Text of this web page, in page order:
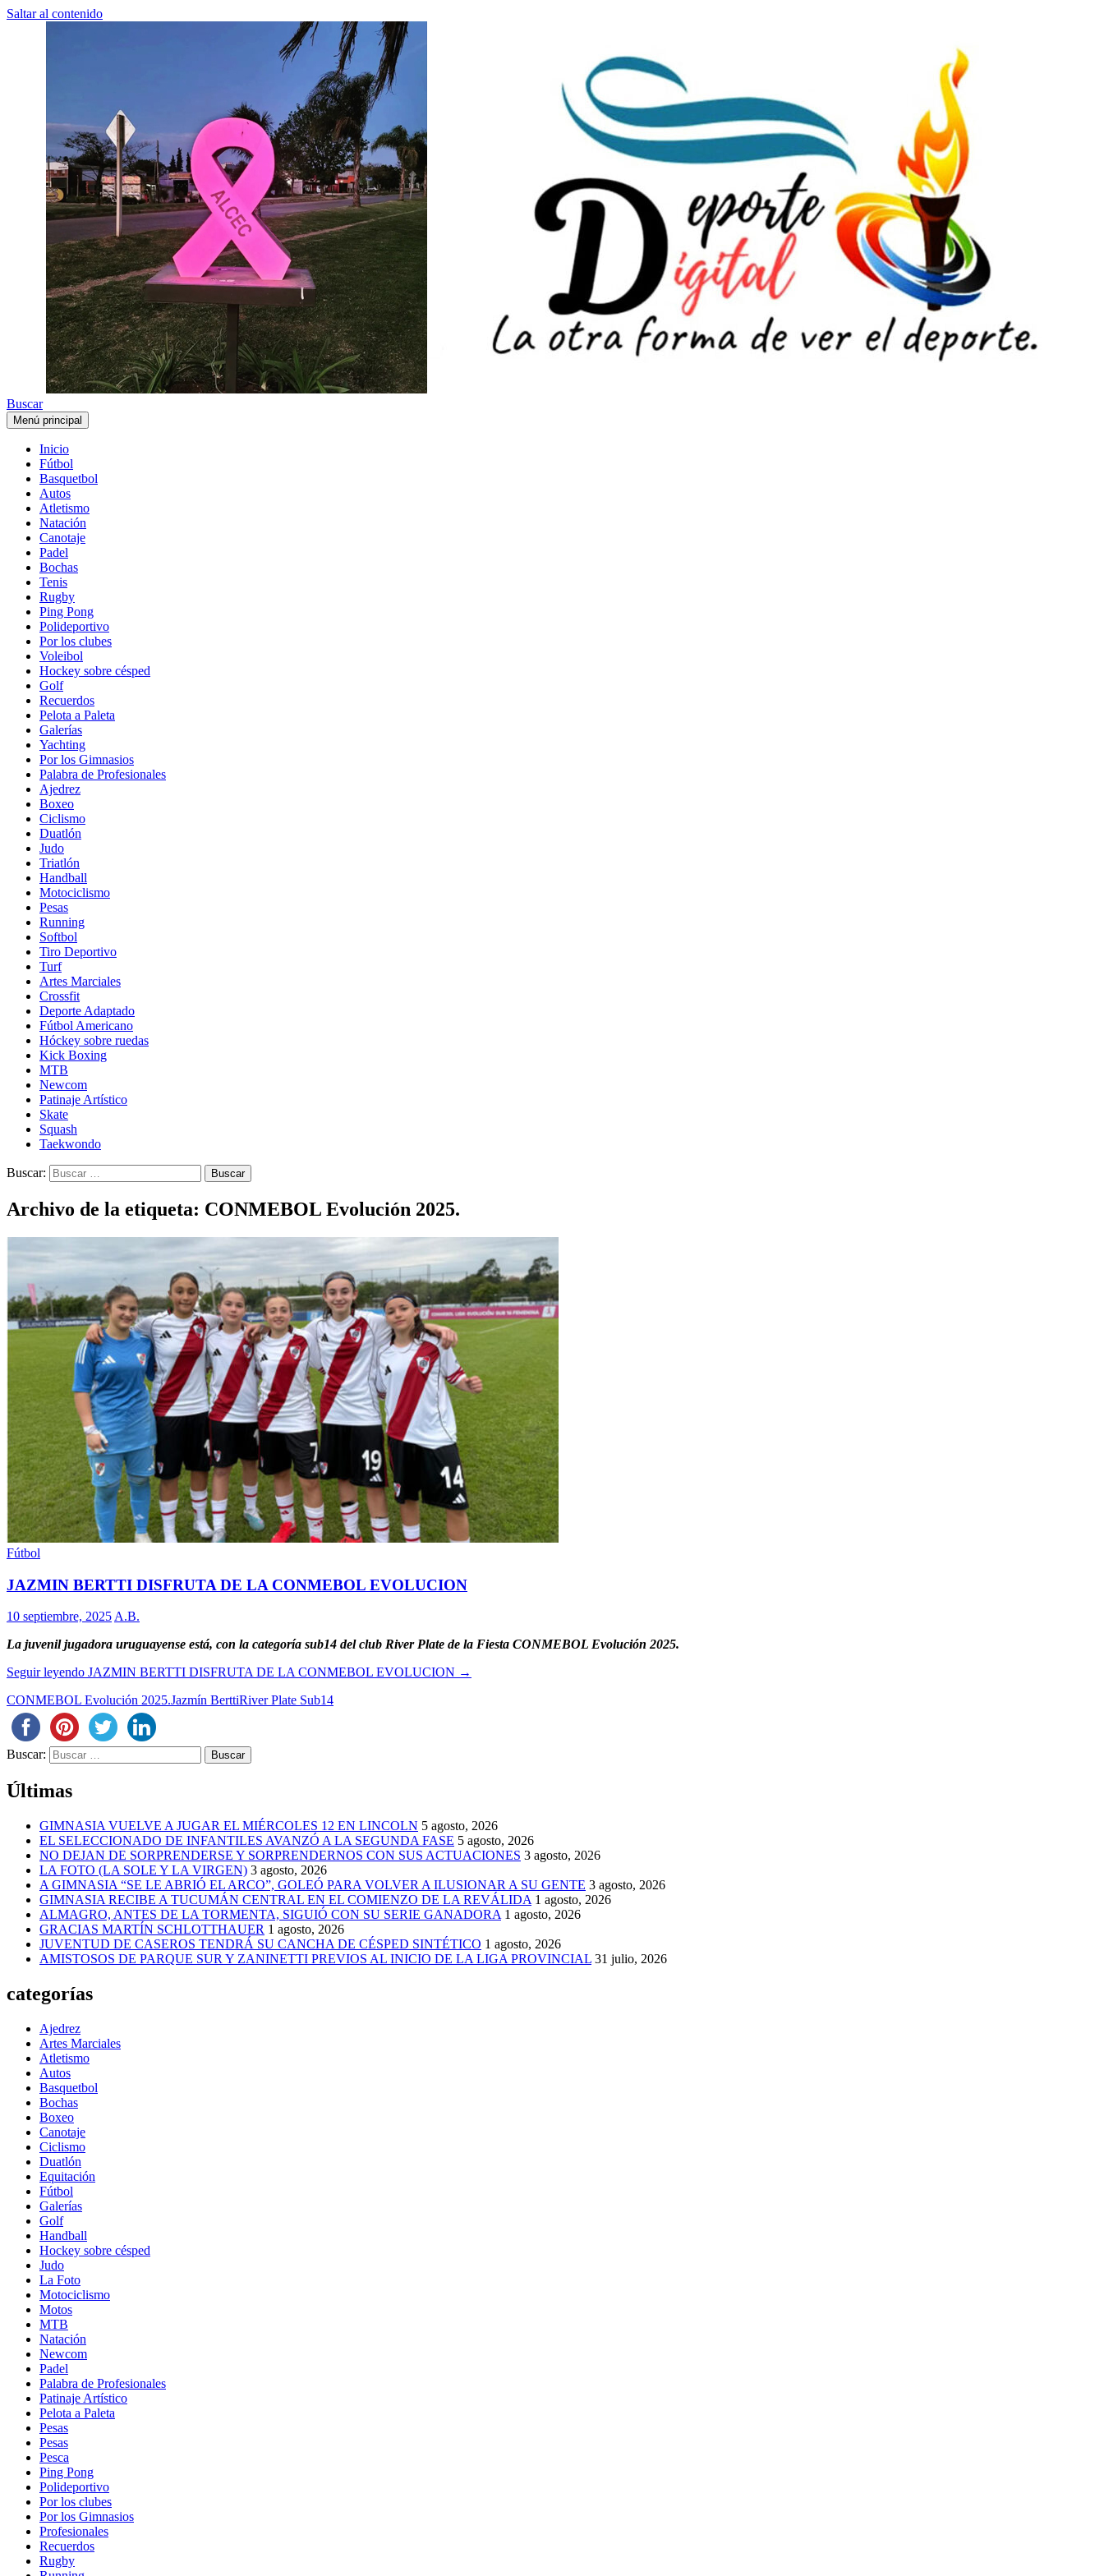
Saltar al contenido
Buscar
Menú principal
Inicio
Fútbol
Basquetbol
Autos
Atletismo
Natación
Canotaje
Padel
Bochas
Tenis
Rugby
Ping Pong
Polideportivo
Por los clubes
Voleibol
Hockey sobre césped
Golf
Recuerdos
Pelota a Paleta
Galerías
Yachting
Por los Gimnasios
Palabra de Profesionales
Ajedrez
Boxeo
Ciclismo
Duatlón
Judo
Triatlón
Handball
Motociclismo
Pesas
Running
Softbol
Tiro Deportivo
Turf
Artes Marciales
Crossfit
Deporte Adaptado
Fútbol Americano
Hóckey sobre ruedas
Kick Boxing
MTB
Newcom
Patinaje Artístico
Skate
Squash
Taekwondo
Buscar:
Archivo de la etiqueta: CONMEBOL Evolución 2025.
Fútbol
JAZMIN BERTTI DISFRUTA DE LA CONMEBOL EVOLUCION
10 septiembre, 2025 A.B.
La juvenil jugadora uruguayense está, con la categoría sub14 del club River Plate de la Fiesta CONMEBOL Evolución 2025.
Seguir leyendo JAZMIN BERTTI DISFRUTA DE LA CONMEBOL EVOLUCION →
CONMEBOL Evolución 2025.Jazmín BerttiRiver Plate Sub14
Buscar:
Últimas
GIMNASIA VUELVE A JUGAR EL MIÉRCOLES 12 EN LINCOLN 5 agosto, 2026
EL SELECCIONADO DE INFANTILES AVANZÓ A LA SEGUNDA FASE 5 agosto, 2026
NO DEJAN DE SORPRENDERSE Y SORPRENDERNOS CON SUS ACTUACIONES 3 agosto, 2026
LA FOTO (LA SOLE Y LA VIRGEN) 3 agosto, 2026
A GIMNASIA “SE LE ABRIÓ EL ARCO”, GOLEÓ PARA VOLVER A ILUSIONAR A SU GENTE 3 agosto, 2026
GIMNASIA RECIBE A TUCUMÁN CENTRAL EN EL COMIENZO DE LA REVÁLIDA 1 agosto, 2026
ALMAGRO, ANTES DE LA TORMENTA, SIGUIÓ CON SU SERIE GANADORA 1 agosto, 2026
GRACIAS MARTÍN SCHLOTTHAUER 1 agosto, 2026
JUVENTUD DE CASEROS TENDRÁ SU CANCHA DE CÉSPED SINTÉTICO 1 agosto, 2026
AMISTOSOS DE PARQUE SUR Y ZANINETTI PREVIOS AL INICIO DE LA LIGA PROVINCIAL 31 julio, 2026
categorías
Ajedrez
Artes Marciales
Atletismo
Autos
Basquetbol
Bochas
Boxeo
Canotaje
Ciclismo
Duatlón
Equitación
Fútbol
Galerías
Golf
Handball
Hockey sobre césped
Judo
La Foto
Motociclismo
Motos
MTB
Natación
Newcom
Padel
Palabra de Profesionales
Patinaje Artístico
Pelota a Paleta
Pesas
Pesas
Pesca
Ping Pong
Polideportivo
Por los clubes
Por los Gimnasios
Profesionales
Recuerdos
Rugby